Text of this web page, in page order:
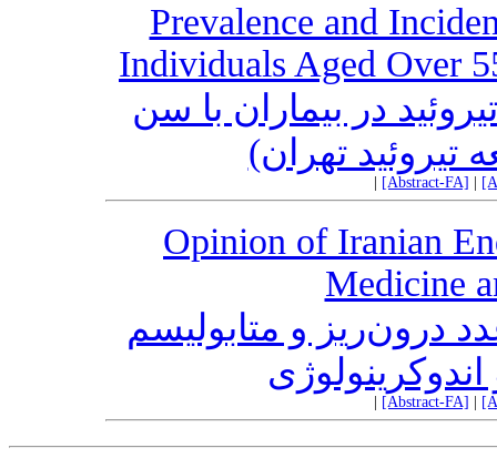
Prevalence and
Individuals Aged Over
در بیماران با سن
[Abstract-FA]
Opinion of Iranian
Medicine
و متابولیسم
[Abstract-FA]